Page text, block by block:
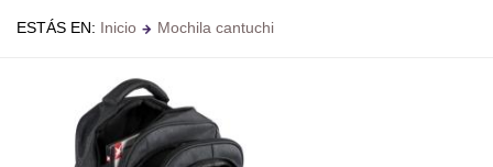
ESTÁS EN: Inicio Mochila cantuchi